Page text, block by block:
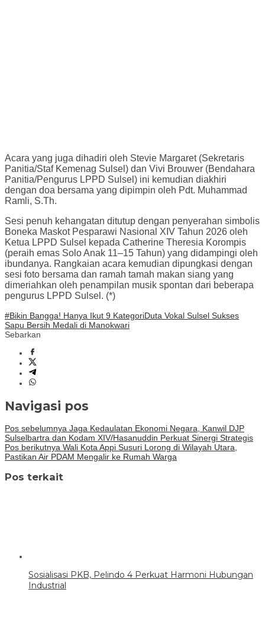
Acara yang juga dihadiri oleh Stevie Margaret (Sekretaris
Panitia/Staf Kemenag Sulsel) dan Vivi Brouwer (Bendahara
Panitia/Pengurus LPPD Sulsel) ini kemudian diakhiri
dengan doa bersama yang dipimpin oleh Pdt. Muhammad
Ramli, S.Th.
Sesi penuh kehangatan ditutup dengan penyerahan simbolis
Boneka Maskot Pesparawi Nasional XIV Tahun 2026 oleh
Ketua LPPD Sulsel kepada Catherine Theresia Korompis
(peraih emas Solo Anak 11–15 Tahun) yang didampingi oleh
ibundanya. Rangkaian acara kemudian dipungkasi dengan
sesi foto bersama dan ramah tamah makan siang yang
dimeriahkan oleh penampilan musik spontan dari beberapa
pengurus LPPD Sulsel. (*)
#Bikin Bangga! Hanya Ikut 9 KategoriDuta Vokal Sulsel Sukses
Sapu Bersih Medali di Manokwari
Sebarkan
Navigasi pos
Pos sebelumnya Jaga Kedaulatan Ekonomi Negara, Kanwil DJP
Sulselbartra dan Kodam XIV/Hasanuddin Perkuat Sinergi Strategis
Pos berikutnya Wali Kota Appi Susuri Lorong di Wilayah Utara,
Pastikan Air PDAM Mengalir ke Rumah Warga
Pos terkait
Sosialisasi PKB, Pelindo 4 Perkuat Harmoni Hubungan
Industrial